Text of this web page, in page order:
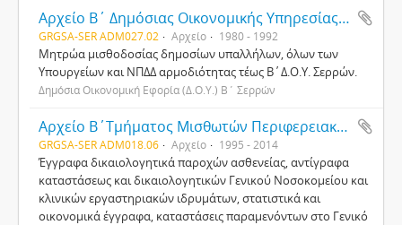
Αρχείο Β΄ Δημόσιας Οικονομικής Υπηρεσίας (Δ.Ο.Υ.) Σερρών
GRGSA-SER ADM027.02 Αρχείο 1980 - 1992
Μητρώα μισθοδοσίας δημοσίων υπαλλήλων, όλων των
Υπουργείων και ΝΠΔΔ αρμοδιότητας τέως Β΄Δ.Ο.Υ. Σερρών.
Δημόσια Οικονομική Εφορία (Δ.Ο.Υ.) Β΄ Σερρών
Αρχείο Β΄Τμήματος Μισθωτών Περιφερειακού Υποκαταστήματος Ενιαίου Φορέα Κοινωνικής Ασφάλισης (ΕΦΚΑ) Σερρών
GRGSA-SER ADM018.06 Αρχείο 1995 - 2014
Έγγραφα δικαιολογητικά παροχών ασθενείας, αντίγραφα
καταστάσεως και δικαιολογητικών Γενικού Νοσοκομείου και
κλινικών εργαστηριακών ιδρυμάτων, στατιστικά και
οικονομικά έγγραφα, καταστάσεις παραμενόντων στο Γενικό